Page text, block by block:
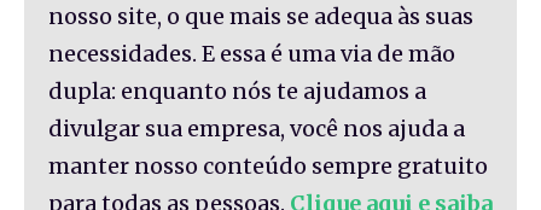
nosso site, o que mais se adequa às suas
necessidades. E essa é uma via de mão
dupla: enquanto nós te ajudamos a
divulgar sua empresa, você nos ajuda a
manter nosso conteúdo sempre gratuito
para todas as pessoas. Clique aqui e saiba